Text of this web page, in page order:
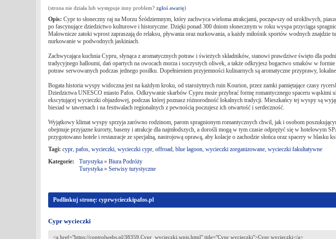
(strona nie działa lub występuje inny problem? zgłoś awarię)
Opis: Cypr to słoneczny raj na Morzu Śródziemnym, który zachwyca wieloma atrakcjami, począwszy od urokliwych,
po fascynujące dziedzictwo kulturowe i historyczne. Dzięki ponad 300 dniom słonecznym w roku wyspa przyciąga
Malownicze zatoki wprost zapraszają do relaksu, pływania oraz nurkowania, a każdy miłośnik sportów wodnych znajdzie
nurkowanie w podwodnych jaskiniach.
Zachwycająca kuchnia Cypru, słynąca z aromatycznych potraw i świeżych składników, stanowi prawdziwe święto dla
tradycyjnego halloumi, dań opartych na owocach morza i soczystych oliwek, a także odkryjesz bogactwo smaków w
potraw serwowanych podczas jednego posiłku. Dopełnieniem przyjemności kulinarnych są aromatyczne przyprawy,
Bogata historia wyspy widoczna jest na każdym kroku, od starożytnych ruin Kourion, przez zamki pamiętające czasy
Dziedzictwa UNESCO miasto Pafos. Odkrywanie skarbów Cypru może przybrać formę romantycznego spaceru wąskimi
ekscytującej wycieczki objazdowej, podczas której poznasz różnorodność lokalnych tradycji. Mieszkańcy tej wyspy są
biesiad w tawernach i na festiwalach regionalnych z pewnością poczujesz ich otwartość i serdeczność.
Wyjątkowy klimat wyspy sprzyja zarówno rodzinom, parom spragnionym romantycznych chwil, jak i osobom
obejmuje przyjazne kurorty, baseny i atrakcje dla najmłodszych, a dorośli mogą w tym czasie odprężyć się w hotelowym
przygotowano hotele i restauracje ze specjalną, nastrojową oprawą, aby kolacje o zachodzie słońca oraz spacery w blasku
Tagi: cypr, pafos, wycieczki, wycieczki cypr, offroad, blue lagoon, wycieczki zorganizowane, wycieczki fakultatywne
Kategorie:
Turystyka » Biura Podróży
Turystyka » Serwisy turystyczne
Podlinkuj stronę: cyprwycieczkipafos.pl
Cypr wycieczki